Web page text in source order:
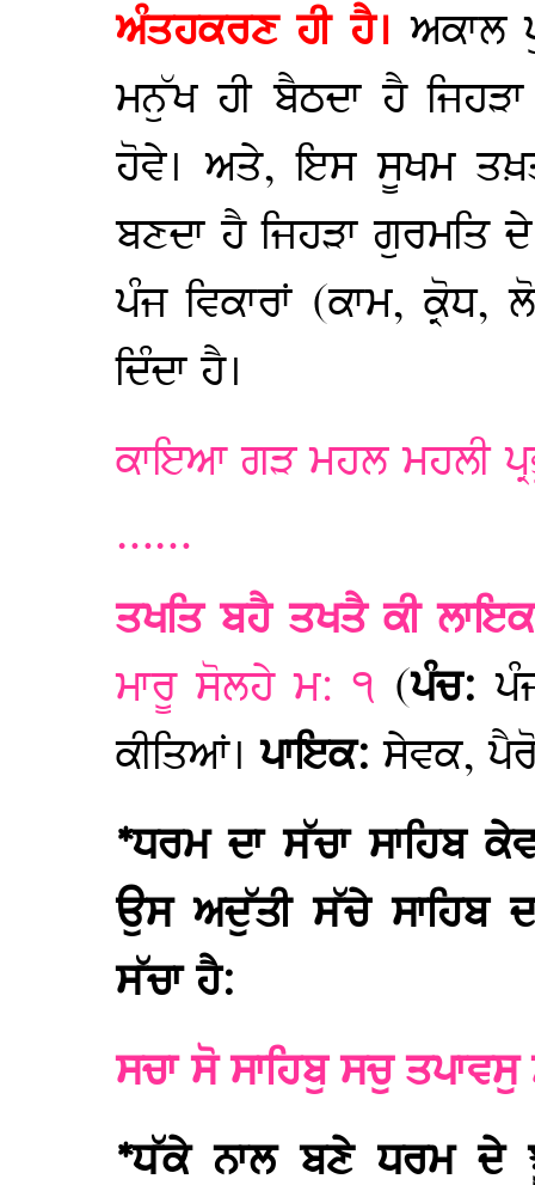
ਅੰਤਹਕਰਣ ਹੀ ਹੈ।ਅਕਾਲ
ਮਨੁੱਖ ਹੀ ਬੈਠਦਾ ਹੈ
ਹੋਵੇ। ਅਤੇ, ਇਸ ਸੂਖਮ
ਬਣਦਾ ਹੈ ਜਿਹੜਾ
ਪੰਜ ਵਿਕਾਰਾਂ (ਕਾਮ,
ਦਿੰਦਾ ਹੈ।
ਕਾਇਆ ਗੜ ਮਹਲ ਮਹਲੀ
……
ਤਖਤਿ ਬਹੈ ਤਖਤੈ ਕੀ
ਮਾਰੂ ਸੋਲਹੇ ਮ: ੧ (ਪੰਚ:
ਕੀਤਿਆਂ।ਪਾਇਕ:ਸੇਵਕ,
*ਧਰਮ ਦਾ ਸੱਚਾ ਸਾਹਿਬ
ਉਸ ਅਦੁੱਤੀ ਸੱਚੇ ਸਾਹਿਬ
ਸੱਚਾ ਹੈ:
ਸਚਾ ਸੋ ਸਾਹਿਬੁ ਸਚੁ
*ਧੱਕੇ ਨਾਲ ਬਣੇ ਧਰਮ ਦੇ